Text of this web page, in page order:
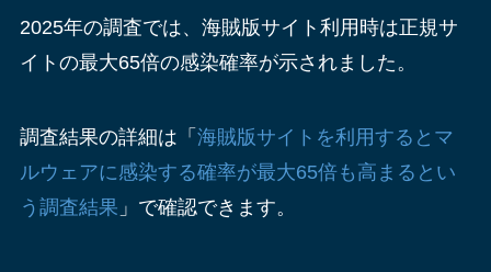
2025年の調査では、海賊版サイト利用時は正規サ
イトの最大65倍の感染確率が示されました。
調査結果の詳細は「 海賊版サイトを利用するとマ
ルウェアに感染する確率が最大65倍も高まるとい
う調査結果 」で確認できます。